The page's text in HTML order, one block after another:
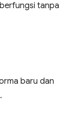
tanpa
baru dan